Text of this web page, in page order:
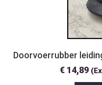
Doorvoerrubber
€14,89